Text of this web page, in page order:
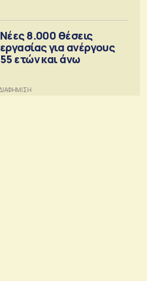
Νέες 8.000 θέσεις
εργασίας για ανέργους
55 ετών και άνω